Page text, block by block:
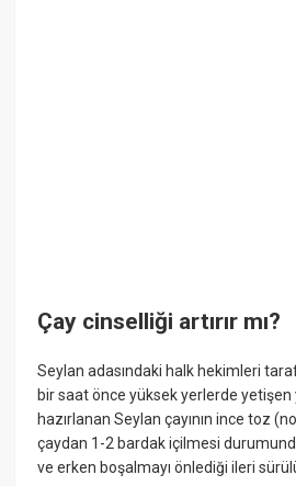
Çay cinselliği artırır mı?
Seylan adasındaki halk hekimleri
bir saat önce yüksek yerlerde
hazırlanan Seylan çayının ince toz
çaydan 1-2 bardak içilmesi
ve erken boşalmayı önlediği ileri